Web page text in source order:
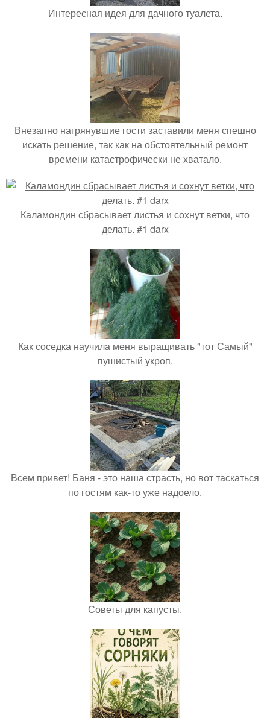
Интересная идея для дачного туалета.
Внезапно нагрянувшие гости заставили меня спешно
искать решение, так как на обстоятельный ремонт
времени катастрофически не хватало.
Каламондин сбрасывает листья и сохнут ветки, что
делать. #1 darx
Как соседка научила меня выращивать "тот Самый"
пушистый укроп.
Всем привет! Баня - это наша страсть, но вот таскаться
по гостям как-то уже надоело.
Советы для капусты.